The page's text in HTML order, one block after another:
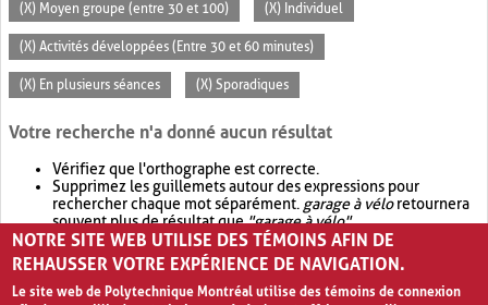
(X) Moyen groupe (entre 30 et 100) (X) Individuel
(X) Activités développées (Entre 30 et 60 minutes)
(X) En plusieurs séances (X) Sporadiques
Votre recherche n'a donné aucun résultat
Vérifiez que l'orthographe est correcte.
Supprimez les guillemets autour des expressions pour
rechercher chaque mot séparément. garage à véloretournera
souvent plus de résultat que"garage à vélo".
Envisagez d'élargir votre recherche avec OR.garage OR vélo
retournera souvent plus de résultat quegarage à vélo
NOTRE SITE WEB UTILISE DES TÉMOINS AFIN DE
REHAUSSER VOTRE EXPÉRIENCE DE NAVIGATION.
Le site web de Polytechnique Montréal utilise des témoins de connexion